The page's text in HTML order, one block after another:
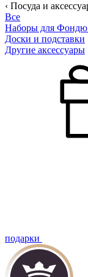
‹ Посуда и
Все
Наборы для Фондю
Доски и подставки
Другие аксессуары
подарки